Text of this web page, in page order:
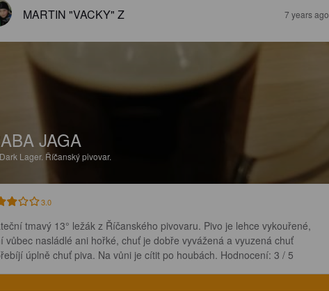
MARTIN "VACKY" Z 7 years ago
JAGA
Dark Lager. Říčanský pivovar.
3.0
tmavý 13° ležák z Říčanského pivovaru. Pivo je lehce vykouřené,
vůbec nasládlé ani hořké, chuť je dobře vyvážená a vyuzená chuť
úplně chuť piva. Na vůni je cítit po houbách. Hodnocení: 3 / 5